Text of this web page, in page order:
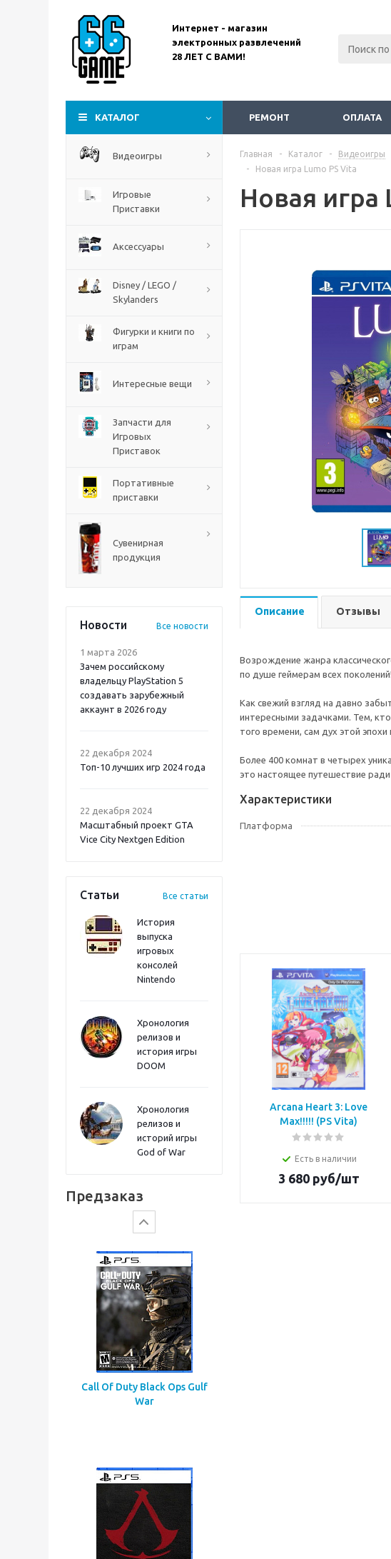
Интернет - магазин
электронных развлечений
28 ЛЕТ С ВАМИ!
КАТАЛОГ РЕМОНТ ОПЛАТА
Видеоигры
Игровые
Приставки
Аксессуары
Disney / LEGO /
Skylanders
Фигурки и книги по
играм
Интересные вещи
Запчасти для
Игровых
Приставок
Портативные
приставки
Сувенирная
продукция
Новости Все новости
1 марта 2026
Зачем российскому
владельцу PlayStation 5
создавать зарубежный
аккаунт в 2026 году
22 декабря 2024
Топ-10 лучших игр 2024 года
22 декабря 2024
Масштабный проект GTA
Vice City Nextgen Edition
Статьи Все статьи
История
выпуска
игровых
консолей
Nintendo
Хронология
релизов и
история игры
DOOM
Хронология
релизов и
историй игры
God of War
Предзаказ
The Blood of Dawnwalker
Onimusha: Way of the
Sword PS5
Call Of Duty Black Ops Gulf
War
Главная - Каталог - Видеоигры
-
Новая игра Lumo PS Vita
Новая игра
Описание Отзывы
Возрождение жанра
по душе геймерам всех поколений!
Как свежий взгляд на давно
интересными задачками. Тем,
того времени, сам дух этой
Более 400 комнат в четырех
это настоящее путешествие
Характеристики
Платформа
Arcana Heart 3: Love
Max!!!!! (PS Vita)
Есть в наличии
3 680руб/шт